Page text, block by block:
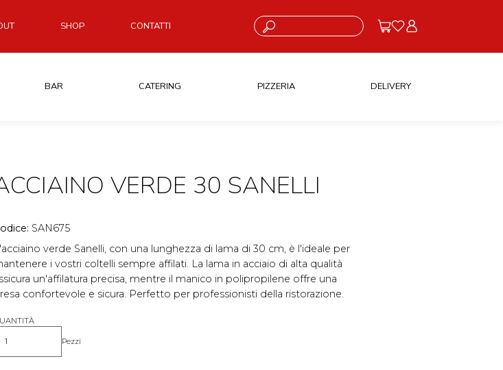
SHOP CONTATTI Cosa stai cercando?
BAR CATERING PIZZERIA DELIVERY
VERDE 30 SANELLI
SAN675
verde Sanelli, con una lunghezza di lama di 30 cm, è l'ideale per
i vostri coltelli sempre affilati. La lama in acciaio di alta qualità
un'affilatura precisa, mentre il manico in polipropilene offre una
confortevole e sicura. Perfetto per professionisti della ristorazione.
Pezzi